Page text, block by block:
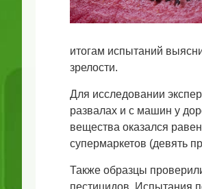
итогам испытаний
зрелости.
Для исследовании
развалах и с машин у
вещества оказался
супермаркетов (девять
Также образцы
пестицидов. Испытания